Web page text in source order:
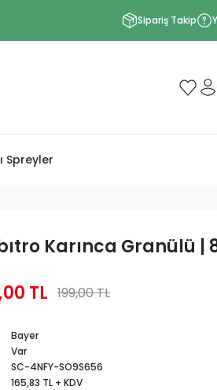
Sipariş Takip
Spreyler
Karınca Granülü |
TL 199,00 TL
Bayer
Var
SC-4NFY-SO9S656
165,83 TL + KDV